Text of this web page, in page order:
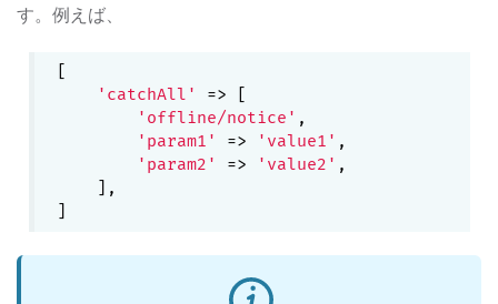
す。例えば、
[
'catchAll'
=> [
'offline/notice' ,
'param1'
=> 'value1' ,
'param2'
=> 'value2' ,
    ],